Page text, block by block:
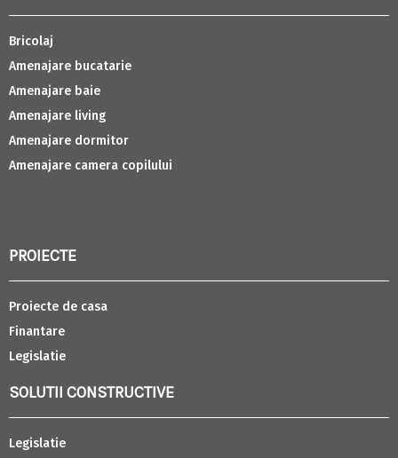
Bricolaj
Amenajare bucatarie
Amenajare baie
Amenajare living
Amenajare dormitor
Amenajare camera copilului
PROIECTE
Proiecte de casa
Finantare
Legislatie
SOLUTII CONSTRUCTIVE
Legislatie